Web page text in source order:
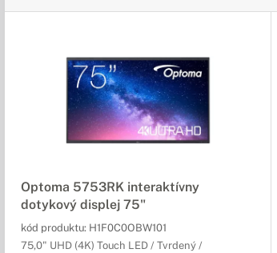
Optoma 5753RK interaktívny
dotykový displej 75"
kód produktu: H1F0C0OBW101
75,0" UHD (4K) Touch LED / Tvrdený /